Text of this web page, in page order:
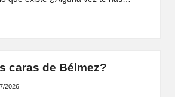
caras de Bélmez?
2026